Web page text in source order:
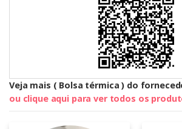
Veja mais ( Bolsa térmica ) do
ou clique aqui para ver todos os